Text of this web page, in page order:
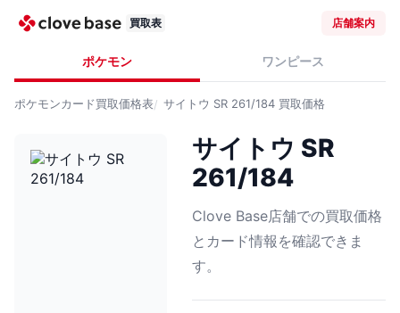
買取表 店舗案内
ポケモン ワンピース
ポケモンカード買取価格表 サイトウ SR 261/184 買取価格
サイトウ SR
261/184
Clove Base店舗での買取価格
とカード情報を確認できま
す。